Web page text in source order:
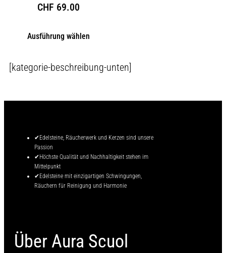
CHF 69.00
Ausführung wählen
[kategorie-beschreibung-unten]
✔Edelsteine, Räucherwerk und Kerzen sind unsere
Passion
✔Höchste Qualität und Nachhaltigkeit stehen im
Mittelpunkt
✔Edelsteine mit einzigartigen Schwingungen,
Räuchern für Reinigung und Harmonie
Über Aura Scuol